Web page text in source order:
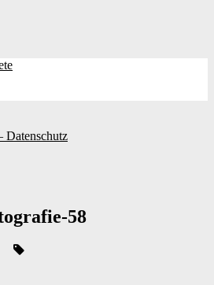
Datenschutz
58